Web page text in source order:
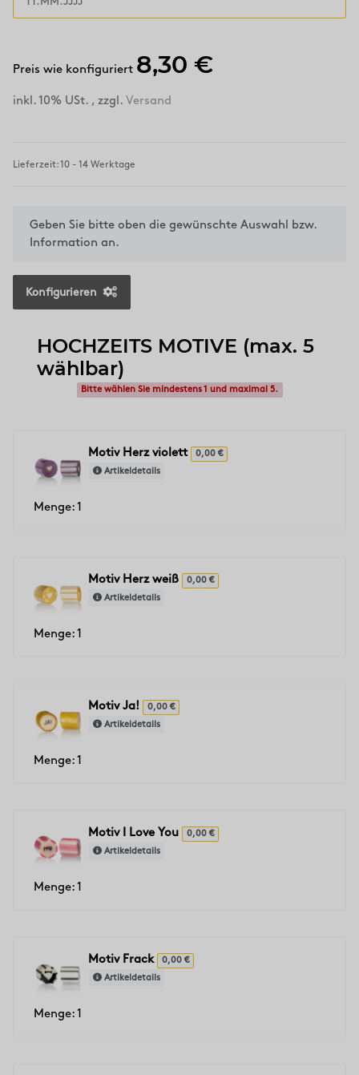
Preis wie konfiguriert 8,30 €
inkl. 10% USt. , zzgl. Versand
Lieferzeit: 10 - 14 Werktage
x
Geben Sie bitte oben die gewünschte Auswahl bzw.
Information an.
Konfigurieren
HOCHZEITS MOTIVE (max. 5
wählbar)
Bitte wählen Sie mindestens 1 und maximal 5.
Motiv Herz violett 0,00 €
Artikeldetails
Menge: 1
Motiv Herz weiß 0,00 €
Artikeldetails
Menge: 1
Motiv Ja! 0,00 €
Artikeldetails
Menge: 1
Motiv I Love You 0,00 €
Artikeldetails
Menge: 1
Motiv Frack 0,00 €
Artikeldetails
Menge: 1